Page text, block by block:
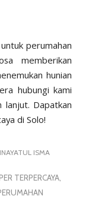
perumahan
memberikan
hunian
hubungi kami
lanjut. Dapatkan
di Solo!
INAYATUL ISMA
TERPERCAYA,